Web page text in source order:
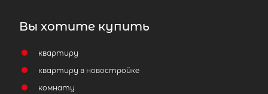
Вы хотите купить
квартиру
квартиру в новостройке
комнату